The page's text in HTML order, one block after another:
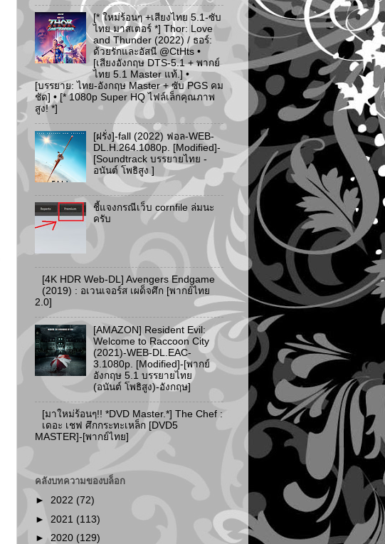
[* ใหม่ร้อนๆ +เสียงไทย 5.1-ซับ
ไทย มาสเตอร์ *] Thor: Love
and Thunder (2022) / ธอร์:
ด้วยรักและอัสนี @CtHts •
[เสียงอังกฤษ DTS-5.1 + พากย์
ไทย 5.1 Master แท้.] •
[บรรยาย: ไทย-อังกฤษ Master + ซับ PGS คม
ชัด] • [* 1080p Super HQ ไฟล์เล็กคุณภาพ
สูง! *]
[ฝรั่ง]-fall (2022) ฟอล-WEB-
DL.H.264.1080p. [Modified]-
[Soundtrack บรรยายไทย -
อนันต์ โพธิสูง ]
ชี้แจงกรณีเว็บ cornfile ล่มนะ
ครับ
[4K HDR Web-DL] Avengers Endgame
(2019) : อเวนเจอร์ส เผด็จศึก [พากย์ไทย
2.0]
[AMAZON] Resident Evil:
Welcome to Raccoon City
(2021)-WEB-DL.EAC-
3.1080p. [Modified]-[พากย์
อังกฤษ 5.1 บรรยายไทย
(อนันต์ โพธิสูง)-อังกฤษ]
[มาใหม่ร้อนๆ!! *DVD Master.*] The Chef :
เดอะ เชฟ ศึกกระทะเหล็ก [DVD5
MASTER]-[พากย์ไทย]
คลังบทความของบล็อก
► 2022 (72)
► 2021 (113)
► 2020 (129)